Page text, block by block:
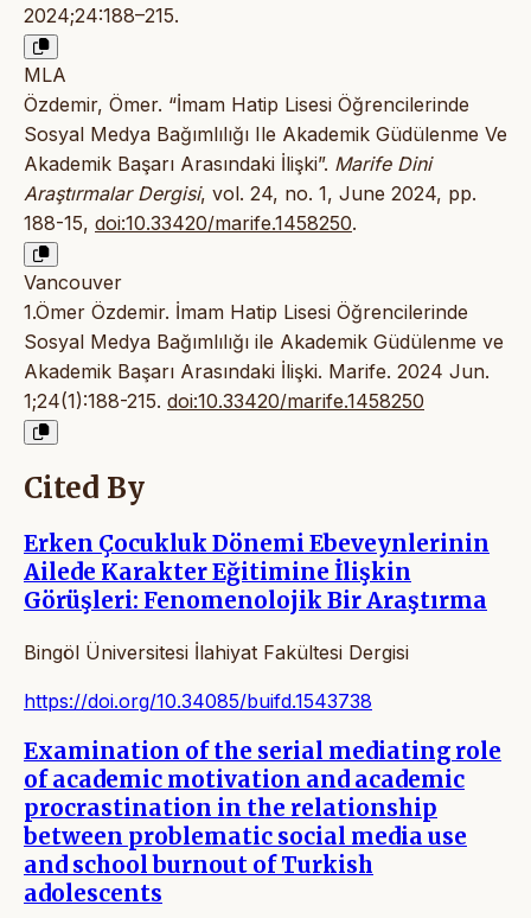
2024;24:188–215.
MLA
Özdemir, Ömer. “İmam Hatip Lisesi Öğrencilerinde
Sosyal Medya Bağımlılığı Ile Akademik Güdülenme Ve
Akademik Başarı Arasındaki İlişki”. Marife Dini
Araştırmalar Dergisi, vol. 24, no. 1, June 2024, pp.
188-15, doi:10.33420/marife.1458250.
Vancouver
1.Ömer Özdemir. İmam Hatip Lisesi Öğrencilerinde
Sosyal Medya Bağımlılığı ile Akademik Güdülenme ve
Akademik Başarı Arasındaki İlişki. Marife. 2024 Jun.
1;24(1):188-215. doi:10.33420/marife.1458250
Cited By
Erken Çocukluk Dönemi Ebeveynlerinin
Ailede Karakter Eğitimine İlişkin
Görüşleri: Fenomenolojik Bir Araştırma
Bingöl Üniversitesi İlahiyat Fakültesi Dergisi
https://doi.org/10.34085/buifd.1543738
Examination of the serial mediating role
of academic motivation and academic
procrastination in the relationship
between problematic social media use
and school burnout of Turkish
adolescents